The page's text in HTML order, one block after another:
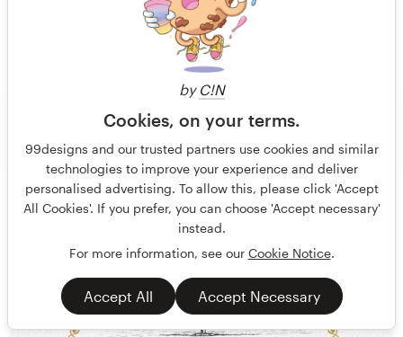
by C!N
Cookies, on your terms.
99designs and our trusted partners use cookies and similar
technologies to improve your experience and deliver
personalised advertising. To allow this, please click 'Accept
All Cookies'. If you prefer, you can choose 'Accept necessary'
instead.
For more information, see our Cookie Notice.
Accept All Accept Necessary